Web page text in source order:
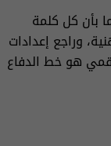
بأن كل كلمة
وراجع إعدادات
هو خط الدفاع